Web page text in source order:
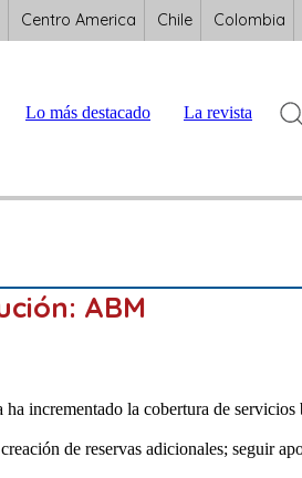
Centro America Chile Colombia
Lo más destacado La revista
ABM
ha incrementado la cobertura de
de reservas adicionales; seguir